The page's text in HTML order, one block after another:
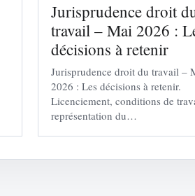
Jurisprudence droit
travail – Mai 2026 :
décisions à retenir
Jurisprudence droit du travail –
2026 : Les décisions à retenir.
Licenciement, conditions de
représentation du…